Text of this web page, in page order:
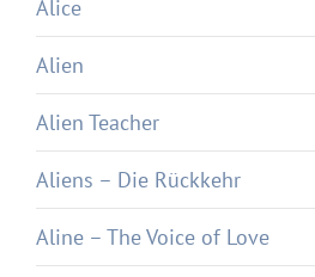
Alice
Alien
Alien Teacher
Aliens – Die Rückkehr
Aline – The Voice of Love